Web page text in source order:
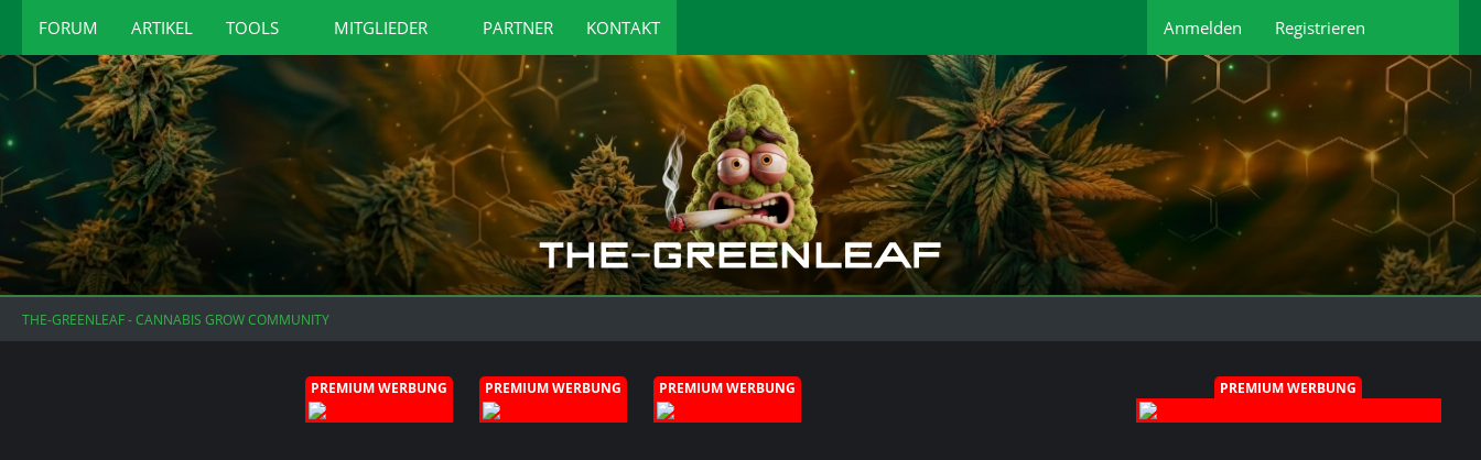
FORUM ARTIKEL TOOLS MITGLIEDER PARTNER KONTAKT Anmelden Registrieren
THE-GREENLEAF - CANNABIS GROW COMMUNITY
PREMIUM WERBUNG PREMIUM WERBUNG PREMIUM WERBUNG PREMIUM WERBUNG